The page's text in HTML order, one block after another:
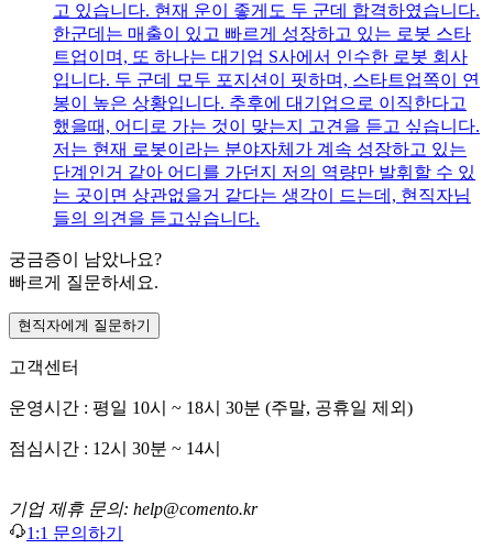
고 있습니다. 현재 운이 좋게도 두 군데 합격하였습니다.
한군데는 매출이 있고 빠르게 성장하고 있는 로봇 스타
트업이며, 또 하나는 대기업 S사에서 인수한 로봇 회사
입니다. 두 군데 모두 포지션이 핏하며, 스타트업쪽이 연
봉이 높은 상황입니다. 추후에 대기업으로 이직한다고
했을때, 어디로 가는 것이 맞는지 고견을 듣고 싶습니다.
저는 현재 로봇이라는 분야자체가 계속 성장하고 있는
단계인거 같아 어디를 가던지 저의 역량만 발휘할 수 있
는 곳이면 상관없을거 같다는 생각이 드는데, 현직자님
들의 의견을 듣고싶습니다.
궁금증이 남았나요?
빠르게 질문하세요.
현직자에게 질문하기
고객센터
운영시간 : 평일 10시 ~ 18시 30분 (주말, 공휴일 제외)
점심시간 : 12시 30분 ~ 14시
기업 제휴 문의: help@comento.kr
1:1 문의하기